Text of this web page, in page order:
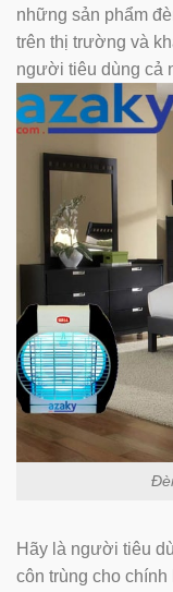
những sản phẩm
trên thị trường và
người tiêu dùng cả
Hãy là người tiêu
côn trùng cho